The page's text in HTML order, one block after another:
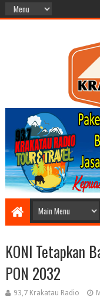
KONI Tetapkan
PON 2032
93,7 Krakatau Radio